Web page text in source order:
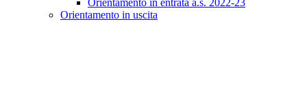
Orientamento in entrata a.s. 2022-23
Orientamento in uscita